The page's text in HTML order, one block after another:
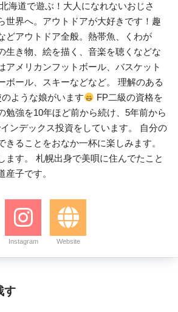
海道で遊ぶ！大人になれないおじさ
世界へ。アウトドアが大好きです！趣
どアウトドア全般。熱帯魚、くわが
生き物、絵を描く、音楽を聴くなどな
アメリカンフットボール、バスケット
ボール、スキーなどなど。 理解のある
ような娘がいます
FP二級の資格を
勉強を10年ほど前から続け、5年前から
ンデックス投資をしています。 自分の
きることをおなか一杯に楽しみます。
ます。 札幌出身で美唄に住んでたこと
産子です。
Instagram Website
す